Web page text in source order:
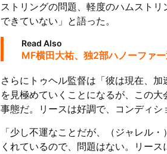
ストリングの問題、軽度のハムスト
できていない」と語った。
Read Also
MF横田大祐、独2部ハノーファ
さらにトゥヘル監督は「彼は現在、
を見極めていくことになるが、この
事態だ。リースは好調で、コンディシ
「少し不運なことだが、（ジャレル
くれているので、問題はない。リー